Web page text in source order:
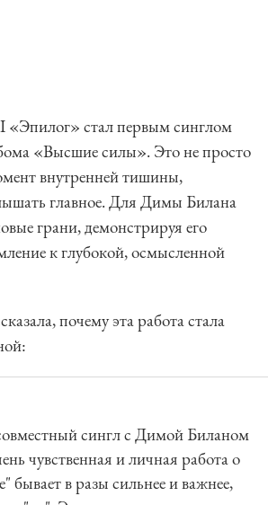
стал первым синглом
«Высшие силы». Это не просто
внутренней тишины,
главное. Для Димы Билана
грани, демонстрируя его
к глубокой, осмысленной
почему эта работа стала
сингл с Димой Биланом
чувственная и личная работа о
бывает в разы сильнее и важнее,